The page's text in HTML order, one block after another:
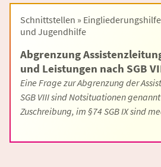
Schnittstellen »
und Jugendhilfe
Abgrenzung
und Leistungen nach SGB
Eine Frage zur Abgrenzung der
SGB VIII sind Notsituationen
Zuschreibung, im §74 SGB IX sind